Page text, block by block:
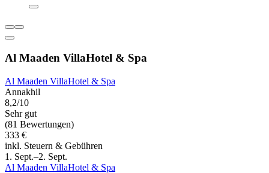
Al Maaden VillaHotel & Spa
Al Maaden VillaHotel & Spa
Annakhil
8,2/10
Sehr gut
(81 Bewertungen)
333 €
inkl. Steuern & Gebühren
1. Sept.–2. Sept.
Al Maaden VillaHotel & Spa